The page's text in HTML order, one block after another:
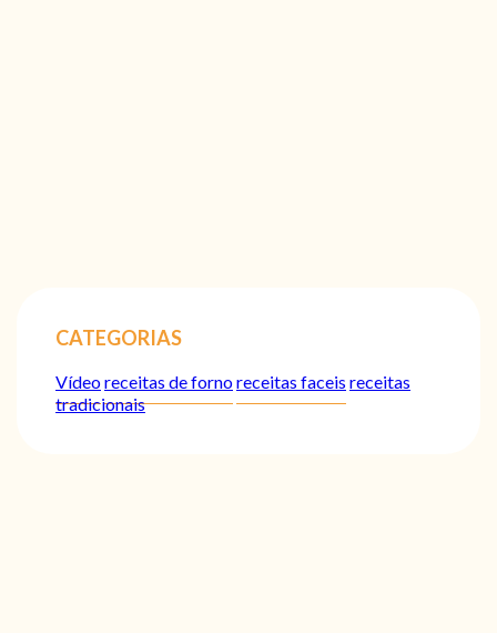
CATEGORIAS
Vídeoreceitas de fornoreceitas faceis receitas
tradicionais